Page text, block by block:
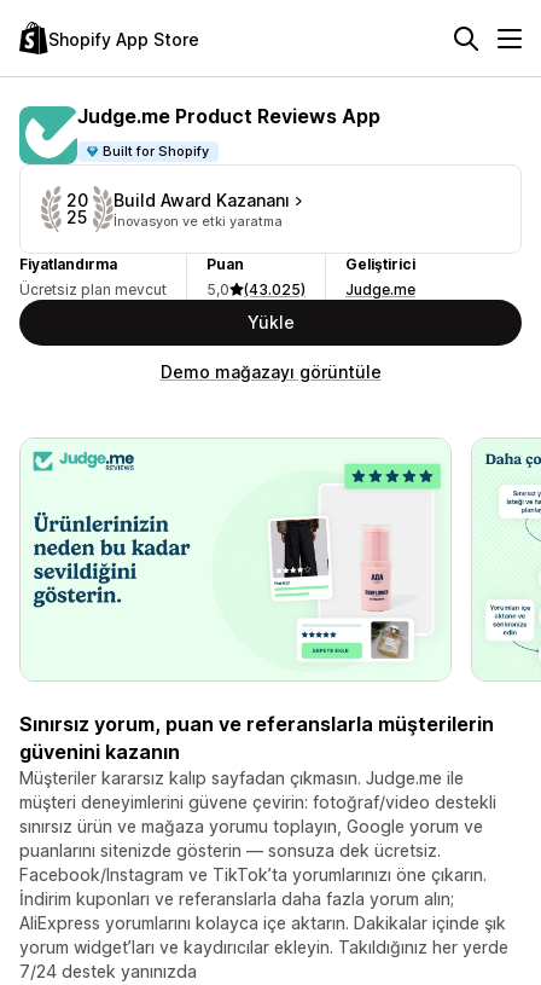
Shopify App Store
Judge.me Product Reviews App
Built for Shopify
20
25
Build Award Kazananı
İnovasyon ve etki yaratma
Fiyatlandırma
Ücretsiz plan mevcut
Puan
5,0
(43.025)
Geliştirici
Judge.me
Yükle
Demo mağazayı görüntüle
Sınırsız yorum, puan ve referanslarla müşterilerin
güvenini kazanın
Müşteriler kararsız kalıp sayfadan çıkmasın. Judge.me ile
müşteri deneyimlerini güvene çevirin: fotoğraf/video destekli
sınırsız ürün ve mağaza yorumu toplayın, Google yorum ve
puanlarını sitenizde gösterin — sonsuza dek ücretsiz.
Facebook/Instagram ve TikTok’ta yorumlarınızı öne çıkarın.
İndirim kuponları ve referanslarla daha fazla yorum alın;
AliExpress yorumlarını kolayca içe aktarın. Dakikalar içinde şık
yorum widget’ları ve kaydırıcılar ekleyin. Takıldığınız her yerde
7/24 destek yanınızda